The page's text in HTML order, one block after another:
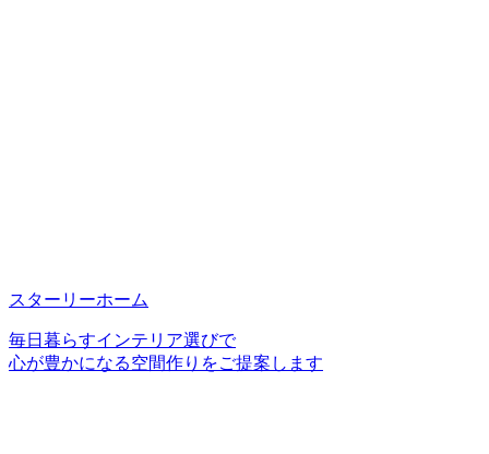
スターリーホーム
毎日暮らすインテリア選びで
心が豊かになる空間作りをご提案します